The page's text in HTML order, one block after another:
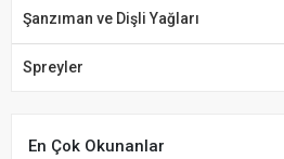
Şanzıman ve Dişli Yağları
Spreyler
En Çok Okunanlar